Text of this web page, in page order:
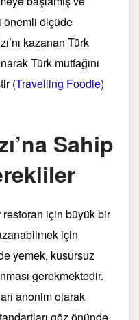
önemli ölçüde
kazanan Türk
Türk mutfağını
(Travelling Foodie)
Sahip
restoran için büyük bir
için
yemek, kusursuz
gerekmektedir.
anonim olarak
göz önünde